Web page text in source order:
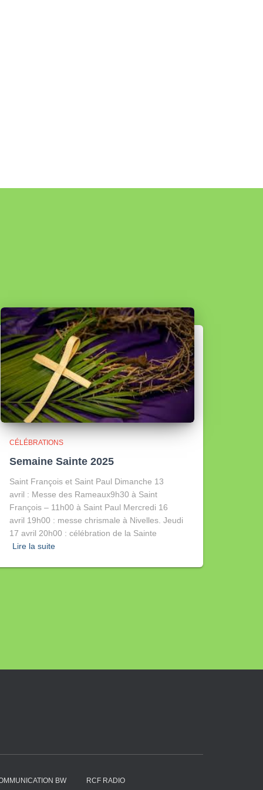
CÉLÉBRATIONS
Semaine Sainte 2025
Saint François et Saint Paul Dimanche 13
avril : Messe des Rameaux9h30 à Saint
François – 11h00 à Saint Paul Mercredi 16
avril 19h00 : messe chrismale à Nivelles. Jeudi
17 avril 20h00 : célébration de la Sainte
Lire la suite
BW RCF RADIO